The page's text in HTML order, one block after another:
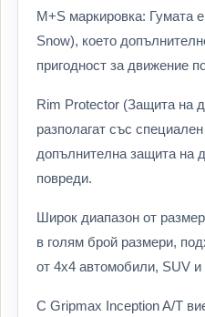
M+S маркировка: Гумата
Snow), което
пригодност за движение
Rim Protector (Защита на
разполагат със
допълнителна защита на
повреди.
Широк диапазон от
в голям брой размери,
от 4x4 автомобили, SUV и
С Gripmax Inception A/T